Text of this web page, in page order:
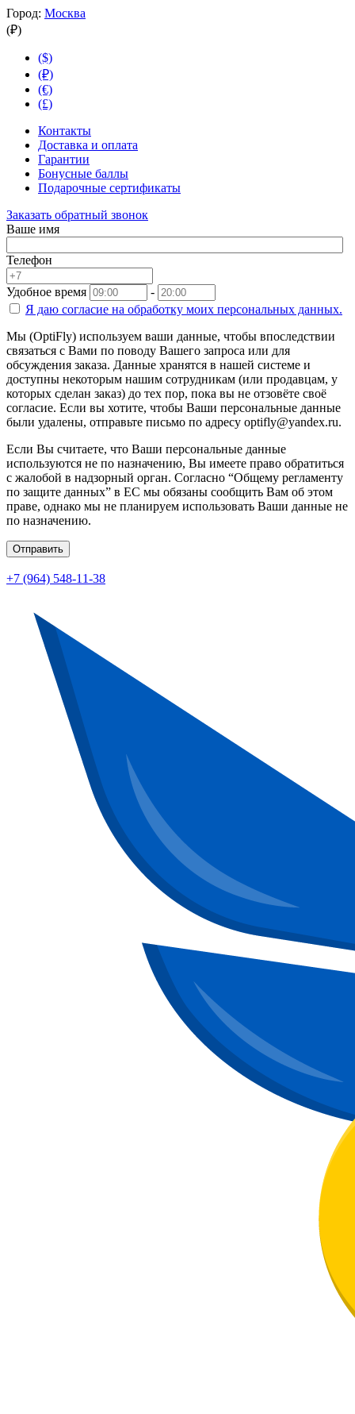
Город: Москва
(₽)
($)
(₽)
(€)
(£)
Контакты
Доставка и оплата
Гарантии
Бонусные баллы
Подарочные сертификаты
Заказать обратный звонок
Ваше имя
Телефон
Удобное время
-
Я даю согласие на обработку моих персональных данных.
Мы (OptiFly) используем ваши данные, чтобы впоследствии
связаться с Вами по поводу Вашего запроса или для
обсуждения заказа. Данные хранятся в нашей системе и
доступны некоторым нашим сотрудникам (или продавцам, у
которых сделан заказ) до тех пор, пока вы не отзовёте своё
согласие. Если вы хотите, чтобы Ваши персональные данные
были удалены, отправьте письмо по адресу optifly@yandex.ru.
Если Вы считаете, что Ваши персональные данные
используются не по назначению, Вы имеете право обратиться
с жалобой в надзорный орган. Согласно “Общему регламенту
по защите данных” в ЕС мы обязаны сообщить Вам об этом
праве, однако мы не планируем использовать Ваши данные не
по назначению.
Отправить
+7 (964) 548-11-38